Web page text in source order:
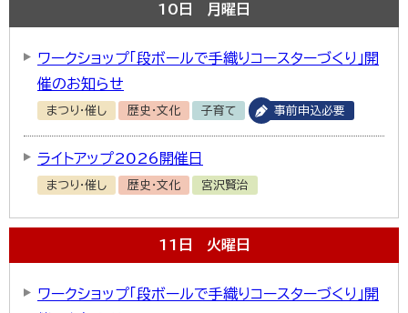
10 日 月曜日
ワークショップ「段ボールで手織りコースターづくり」開
催のお知らせ
まつり・催し 歴史・文化 子育て 事前申込必要
ライトアップ2026開催日
まつり・催し 歴史・文化 宮沢賢治
11 日 火曜日
ワークショップ「段ボールで手織りコースターづくり」開